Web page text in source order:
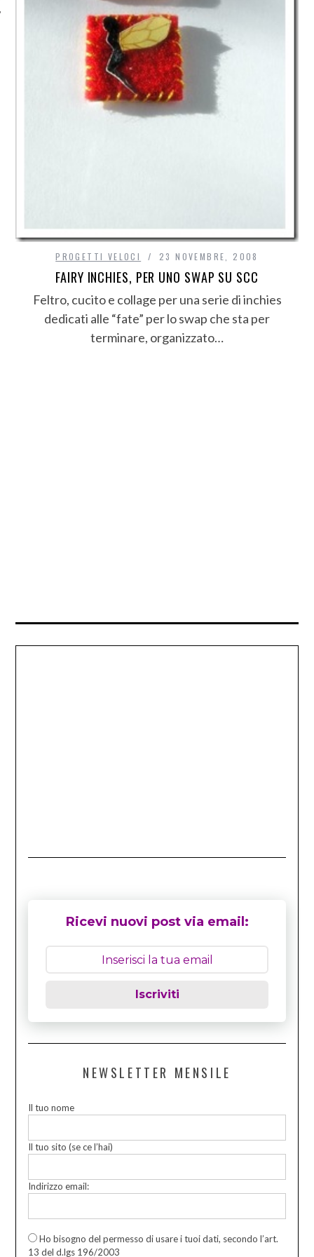
PROGETTI VELOCI 23 NOVEMBRE, 2008
FAIRY INCHIES, PER UNO SWAP SU SCC
Feltro, cucito e collage per una serie di inchies
dedicati alle “fate” per lo swap che sta per
terminare, organizzato…
Ricevi nuovi post via email:
Iscriviti
NEWSLETTER MENSILE
Il tuo nome
Il tuo sito (se ce l’hai)
Indirizzo email:
Ho bisogno del permesso di usare i tuoi dati, secondo l’art.
13 del d.lgs 196/2003